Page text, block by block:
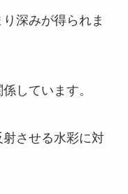
深みが得られま
しています。
させる水彩に対